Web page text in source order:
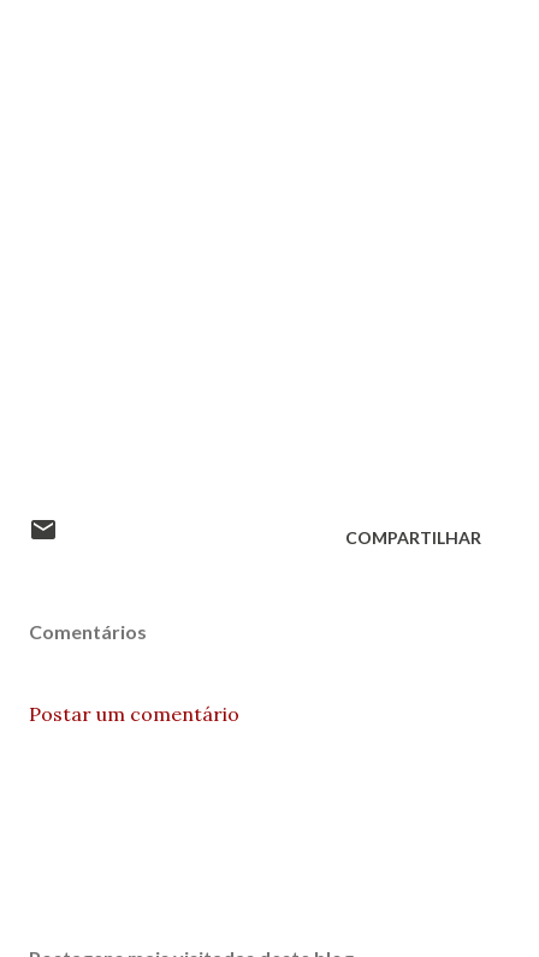
COMPARTILHAR
Comentários
Postar um comentário